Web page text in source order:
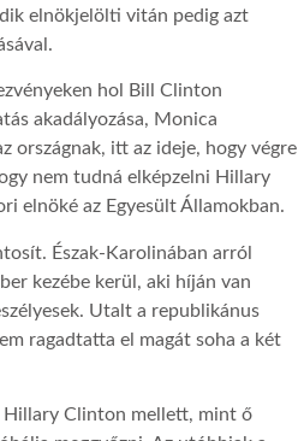
elnökjelölti vitán pedig azt
hol Bill Clinton
akadályozása, Monica
országnak, itt az ideje, hogy végre
nem tudná elképzelni Hillary
elnöké az Egyesült Államokban.
Észak-Karolinában arról
kezébe kerül, aki híján van
Utalt a republikánus
ragadtatta el magát soha a két
Hillary Clinton mellett, mint ő